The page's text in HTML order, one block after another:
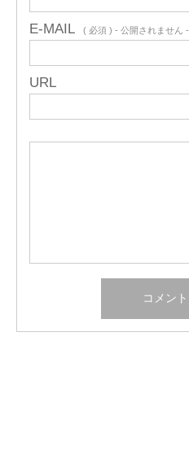
E-MAIL ( 必須 ) - 公開されません -
URL